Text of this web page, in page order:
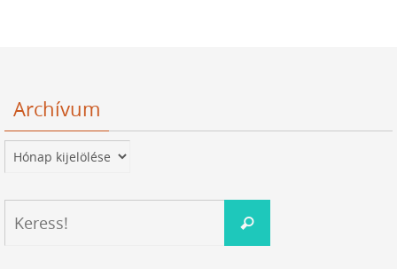
Archívum
Archívum
Keress!